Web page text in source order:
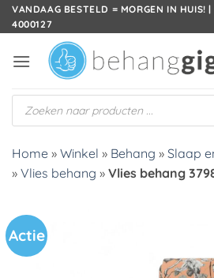
Ga
naar
VANDAAG BESTELD = MORGEN IN HUIS!
4000127
Producten
zoeken
Home » Winkel » Behang » Slaap
» Vlies behang » Vlies behang
Actie